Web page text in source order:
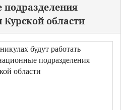
Курской области